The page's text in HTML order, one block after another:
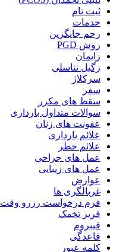
ثبت نام
خدمات
رحم جایگزین
روش PGD
زایمان
زگیل تناسلی
سرکلاژ
سفر
سقط های مکرر
سوالات متداول بارداری
عفونت های زنان
علائم بارداری
علائم خطر
عمل های جراحی
عمل های زیبایی
عوارض
غربالگری ها
فرم درخواست رزرو وقت
فریز تخمک
فیبروم
قاعدگی
کلمه عبور